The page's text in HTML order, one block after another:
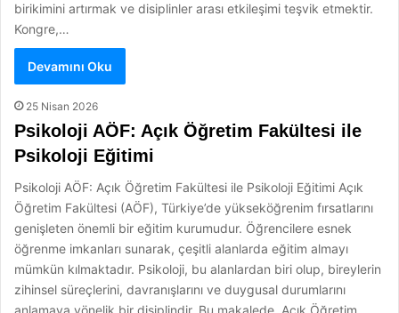
birikimini artırmak ve disiplinler arası etkileşimi teşvik etmektir.
Kongre,…
Devamını Oku
25 Nisan 2026
Psikoloji AÖF: Açık Öğretim Fakültesi ile
Psikoloji Eğitimi
Psikoloji AÖF: Açık Öğretim Fakültesi ile Psikoloji Eğitimi Açık
Öğretim Fakültesi (AÖF), Türkiye’de yükseköğrenim fırsatlarını
genişleten önemli bir eğitim kurumudur. Öğrencilere esnek
öğrenme imkanları sunarak, çeşitli alanlarda eğitim almayı
mümkün kılmaktadır. Psikoloji, bu alanlardan biri olup, bireylerin
zihinsel süreçlerini, davranışlarını ve duygusal durumlarını
anlamaya yönelik bir disiplindir. Bu makalede, Açık Öğretim